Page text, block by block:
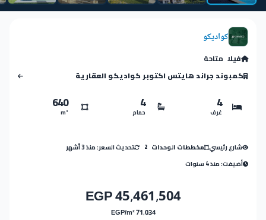
كواديكو
فيلا متاحة
كمبوند جراند هايتس اكتوبر كواديكو العقارية
4
غرف
4
حمام
640
m²
شارع رئيسي مخططات الوحدات 2
تحديث السعر: منذ 3 أشهر
أضيفت: منذ 4 سنوات
45,461,504 EGP
71,034 EGP/m²